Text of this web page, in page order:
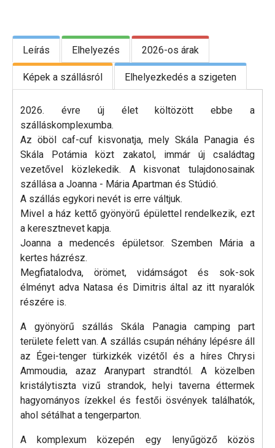
Leírás Elhelyezés 2026-os árak
Képek a szállásról Elhelyezkedés a szigeten
2026. évre új élet költözött ebbe a
szálláskomplexumba.
Az öböl caf-cuf kisvonatja, mely Skála Panagia és
Skála Potámia közt zakatol, immár új családtag
vezetővel közlekedik. A kisvonat tulajdonosainak
szállása a Joanna - Mária Apartman és Stúdió.
A szállás egykori nevét is erre váltjuk.
Mivel a ház kettő gyönyörű épülettel rendelkezik, ezt
a keresztnevet kapja.
Joanna a medencés épületsor. Szemben Mária a
kertes házrész.
Megfiatalodva, örömet, vidámságot és sok-sok
élményt adva Natasa és Dimitris által az itt nyaralók
részére is.
A gyönyörű szállás Skála Panagia camping part
területe felett van. A szállás csupán néhány lépésre áll
az Égei-tenger türkizkék vizétől és a híres Chrysi
Ammoudia, azaz Aranypart strandtól. A közelben
kristálytiszta vizű strandok, helyi taverna éttermek
hagyományos ízekkel és festői ösvények találhatók,
ahol sétálhat a tengerparton.
A komplexum közepén egy lenyűgöző közös